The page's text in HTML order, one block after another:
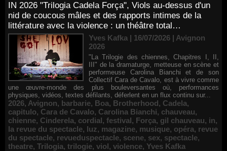
IN 2026 "Trilogia Cadela Força", Viols au-dessus d'un
nid de coucous mâles et des rapports intimes de la
littérature avec la violence : un théâtre total…
Yves Kafka | 16/07/2026 | Avignon
2026
"La Trilogie des chiennes, Chapitres I, II,
III" de la dramaturge, metteuse en scène et
performeuse Carolina Bianchi et de son
Collectif Cara de Cavalo, est à vivre comme
une œuvre-monde des plus bouleversantes où, performances
physiques, vidéos, textes défilants, déferlent en un flux continu sur...
2026, Avignon, barbarie, Boa, Brotherhood, Cadela,
capitulo, Cara de Cavalo, Carolina Bianchi, chauveau,
chienne, Cinderela, cordial, festival, Força, gil chauveau, in,
la revue du spectacle, luz, magazine, musique, opéra, revue
du spectacle, revueduspectacle, scene, sex, spectacle,
theatre, Trilogia, trilogie, viol, violence, Yves Kafka